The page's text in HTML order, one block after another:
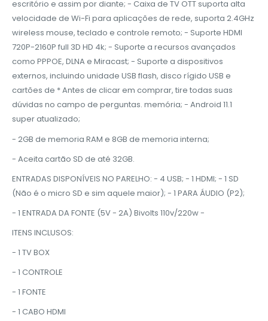
escritório e assim por diante; - Caixa de TV OTT suporta alta
velocidade de Wi-Fi para aplicações de rede, suporta 2.4GHz
wireless mouse, teclado e controle remoto; - Suporte HDMI
720P-2160P full 3D HD 4k; - Suporte a recursos avançados
como PPPOE, DLNA e Miracast; - Suporte a dispositivos
externos, incluindo unidade USB flash, disco rígido USB e
cartões de * Antes de clicar em comprar, tire todas suas
dúvidas no campo de perguntas. memória; - Android 11.1
super atualizado;
- 2GB de memoria RAM e 8GB de memoria interna;
- Aceita cartão SD de até 32GB.
ENTRADAS DISPONÍVEIS NO PARELHO: - 4 USB; - 1 HDMI; - 1 SD
(Não é o micro SD e sim aquele maior); - 1 PARA ÁUDIO (P2);
- 1 ENTRADA DA FONTE (5V - 2A) Bivolts 110v/220w -
ITENS INCLUSOS:
- 1 TV BOX
- 1 CONTROLE
- 1 FONTE
- 1 CABO HDMI